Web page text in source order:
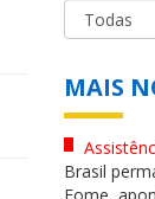
MAIS
Brasil